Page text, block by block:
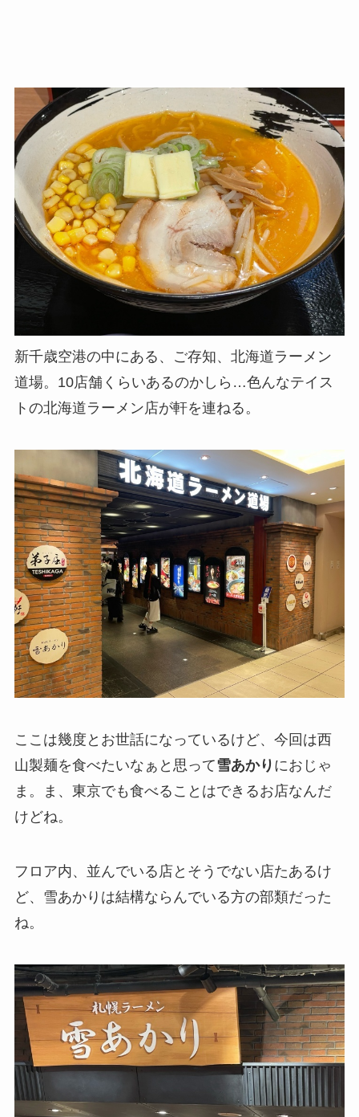
新千歳空港の中にある、ご存知、北海道ラーメン
道場。10店舗くらいあるのかしら…色んなテイス
トの北海道ラーメン店が軒を連ねる。
ここは幾度とお世話になっているけど、今回は西
山製麺を食べたいなぁと思って雪あかり におじゃ
ま。ま、東京でも食べることはできるお店なんだ
けどね。
フロア内、並んでいる店とそうでない店たあるけ
ど、雪あかりは結構ならんでいる方の部類だった
ね。